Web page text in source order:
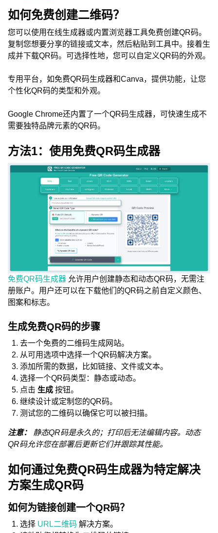
如何免费创建二维码？
您可以使用在线生成器或内置浏览器工具免费创建QR码。
复制您想要分享的链接或文本，然后粘贴到工具中。接着生
成并下载QR码。可选择性地，您可以自定义QR码的外观。
专用平台，如免费QR码生成器和Canva，提供功能，让您
个性化QR码的类型和外观。
Google Chrome还内置了一个QR码生成器，可快速生成不
需要独特品牌元素的QR码。
方法1：使用免费QR码生成器
免费QR码生成器 允许用户创建静态和动态QR码，无需注
册账户。用户还可以在下载他们的QR码之前自定义颜色、
图案和标志。
生成免费QR码的步骤
去一个免费的二维码生成网站。
从可用选项中选择一个QR码解决方案。
添加所需的数据，比如链接、文件或文本。
选择一个QR码类型：静态或动态。
点击 生成 按钮。
继续设计或定制您的QR码。
测试您的二维码以确保它可以被扫描。
注意：
静态QR码是永久的；打印后无法编辑内容。动态
QR码允许您在部署后更新它们并跟踪其性能。
如何通过免费QR码生成器为特定解决
方案生成QR码
如何为链接创建一个QR码？
选择 URL二维码 解决方案。